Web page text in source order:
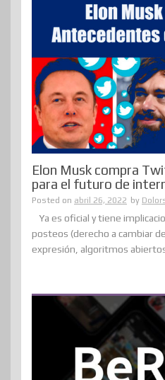
Elon Musk compra
para el futuro de
Posted on abril 26, 2022 by
Ya es oficial y tiene
posteos (derecho a cambiar
expresión, algoritmos